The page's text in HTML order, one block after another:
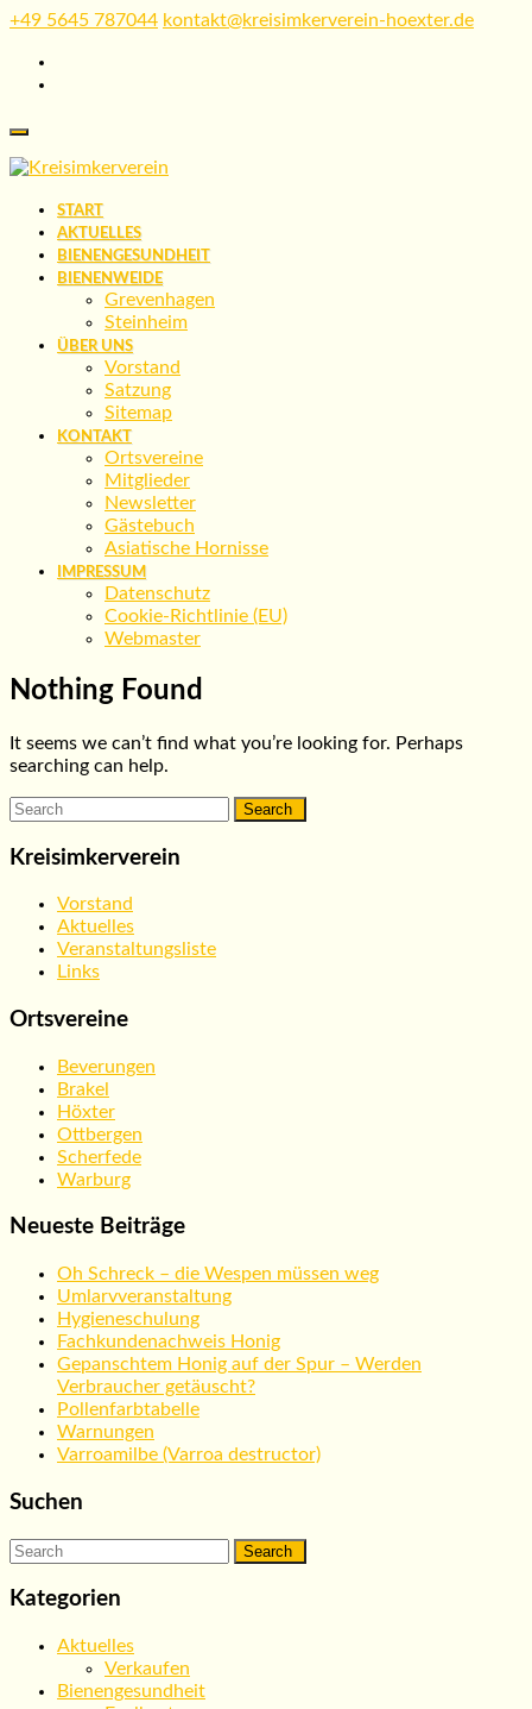
Skip
content
+49 5645 787044 kontakt@kreisimkerverein-hoexter.de
START
AKTUELLES
BIENENGESUNDHEIT
BIENENWEIDE
Grevenhagen
Steinheim
ÜBER UNS
Vorstand
Satzung
Sitemap
KONTAKT
Ortsvereine
Mitglieder
Newsletter
Gästebuch
Asiatische Hornisse
IMPRESSUM
Datenschutz
Cookie-Richtlinie (EU)
Webmaster
Nothing Found
It seems we can’t find what you’re looking for. Perhaps
searching can help.
Search
Kreisimkerverein
Vorstand
Aktuelles
Veranstaltungsliste
Links
Ortsvereine
Beverungen
Brakel
Höxter
Ottbergen
Scherfede
Warburg
Neueste Beiträge
Oh Schreck – die Wespen müssen weg
Umlarvveranstaltung
Hygieneschulung
Fachkundenachweis Honig
Gepanschtem Honig auf der Spur – Werden
Verbraucher getäuscht?
Pollenfarbtabelle
Warnungen
Varroamilbe (Varroa destructor)
Suchen
Search
for:
Kategorien
Aktuelles
Verkaufen
Bienengesundheit